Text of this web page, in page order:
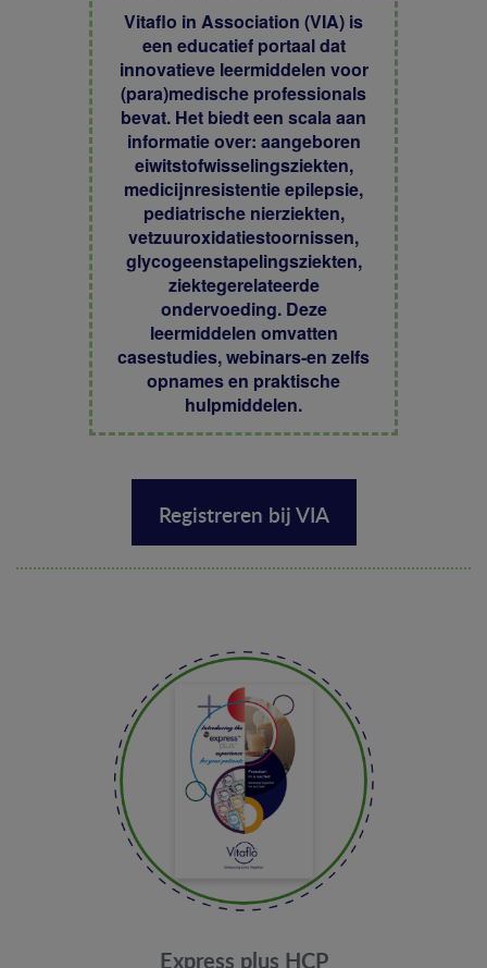
Vitaflo in Association (VIA) is
een educatief portaal dat
innovatieve leermiddelen voor
(para)medische professionals
bevat. Het biedt een scala aan
informatie over: aangeboren
eiwitstofwisselingsziekten,
medicijnresistentie epilepsie,
pediatrische nierziekten,
vetzuuroxidatiestoornissen,
glycogeenstapelingsziekten,
ziektegerelateerde
ondervoeding. Deze
leermiddelen omvatten
casestudies, webinars-en zelfs
opnames en praktische
hulpmiddelen.
Registreren bij VIA
Express plus HCP